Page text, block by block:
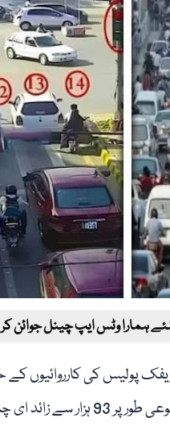
ہمارا وٹس ایپ چینل جوائن
پولیس کی کارروائیوں کے
آئے ہیں۔ گزشتہ ایک ماہ کے دوران